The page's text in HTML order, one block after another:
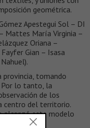
geométrica.
Apestegui Sol – DI
Mattes María Virginia –
Oriana –
Gian – Isasa
provincia, tomando
Por lo tanto, la
de los
centro del territorio.
alcanzó este modelo